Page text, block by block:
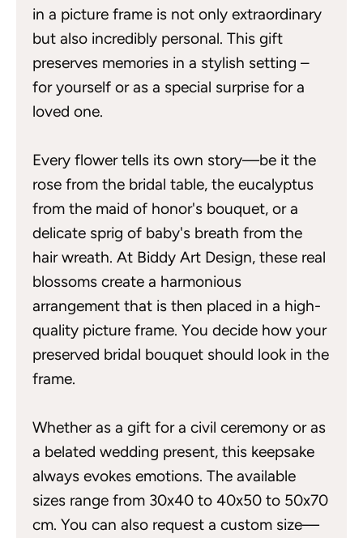
in a picture frame is not only extraordinary
but also incredibly personal. This gift
preserves memories in a stylish setting –
for yourself or as a special surprise for a
loved one.
Every flower tells its own story—be it the
rose from the bridal table, the eucalyptus
from the maid of honor's bouquet, or a
delicate sprig of baby's breath from the
hair wreath. At Biddy Art Design, these real
blossoms create a harmonious
arrangement that is then placed in a high-
quality picture frame. You decide how your
preserved bridal bouquet should look in the
frame.
Whether as a gift for a civil ceremony or as
a belated wedding present, this keepsake
always evokes emotions. The available
sizes range from 30x40 to 40x50 to 50x70
cm. You can also request a custom size—